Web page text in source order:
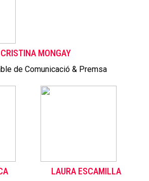
CRISTINA MONGAY
de Comunicació & Premsa
LAURA ESCAMILLA